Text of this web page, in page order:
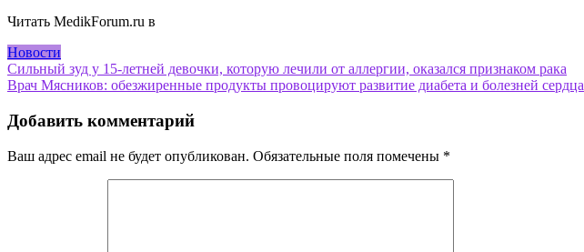
Читать MedikForum.ru в
Новости
Навигация
по
записям
Сильный зуд у 15-летней девочки, которую лечили от аллергии, оказался признаком рака
Врач Мясников: обезжиренные продукты провоцируют развитие диабета и болезней сердца
Добавить комментарий
Ваш адрес email не будет опубликован. Обязательные поля помечены *